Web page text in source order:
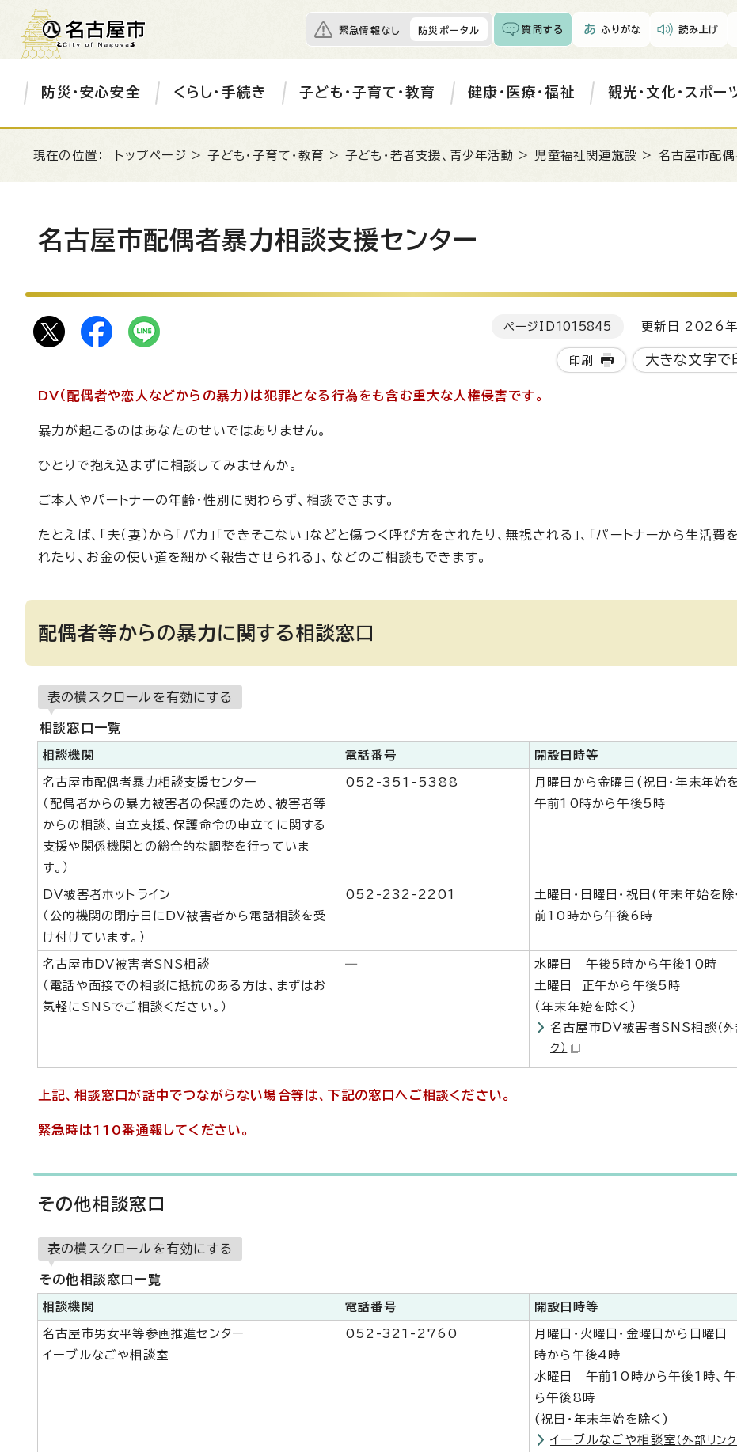
緊急情報なし 防災ポータル 質問する ふりがな 読み上げ
防災・安心安全 くらし・手続き 子ども・子育て・教育 健康・医療・福祉 観光・文化・スポー
現在の位置： トップページ >子ども・子育て・教育 >子ども・若者支援、青少年活動 > 児童福祉関連施設 > 名古屋市配偶
名古屋市配偶者暴力相談支援センター
ページID 1015845 更新日 2026年
印刷 大きな文字で
DV（配偶者や恋人などからの暴力）は犯罪となる行為をも含む重大な人権侵害です。
暴力が起こるのはあなたのせいではありません。
ひとりで抱え込まずに相談してみませんか。
ご本人やパートナーの年齢・性別に関わらず、相談できます。
たとえば、「夫（妻）から「バカ」「できそこない」などと傷つく呼び方をされたり、無視される」、「パートナーから生活費
れたり、お金の使い道を細かく報告させられる」、などのご相談もできます。
配偶者等からの暴力に関する相談窓口
表の横スクロールを有効にする
相談窓口一覧
相談機関 電話番号 開設日時等
名古屋市配偶者暴力相談支援センター
（配偶者からの暴力被害者の保護のため、被害者等
からの相談、自立支援、保護命令の申立てに関する
支援や関係機関との総合的な調整を行っていま
す。）
052-351-5388
月曜日から金曜日(祝日・年末年
午前10時から午後5時
DV被害者ホットライン
（公的機関の閉庁日にDV被害者から電話相談を受
け付けています。）
052-232-2201
土曜日・日曜日・祝日(年末年始を
前10時から午後6時
名古屋市DV被害者SNS相談
（電話や面接での相談に抵抗のある方は、まずはお
気軽にSNSでご相談ください。）
―
水曜日 午後5時から午後10時
土曜日 正午から午後5時
（年末年始を除く）
名古屋市DV被害者SNS相談 （
ク）
上記、相談窓口が話中でつながらない場合等は、下記の窓口へご相談ください。
緊急時は110番通報してください。
その他相談窓口
表の横スクロールを有効にする
その他相談窓口一覧
相談機関 電話番号 開設日時等
名古屋市男女平等参画推進センター
イーブルなごや相談室
052-321-2760
月曜日・火曜日・金曜日から日曜
時から午後4時
水曜日 午前10時から午後1時、
ら午後8時
(祝日・年末年始を除く)
イーブルなごや相談室 （外部リンク